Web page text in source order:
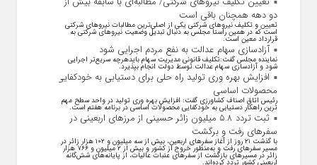
دو دهه همچنان باقی است
تعیین و تکلیف نیرو‌های شرکتی یکی از اصلی‌ترین مطالبات نیرو‌های شرکتی
است که در همین راستا مجلس به دنبال تبدیل وضعیت نیرو‌های شرکتی به
قرارداد معین است.
آزادسازی سهام عدالت به نفع مردم اجرایی شود
نماینده مجلس گفت:تکلیف قانونی مدیریت سهام بایدهرچه سریع‌تر اجرایی
شود و آزادسازی سهام عدالت توسط دولت انجام بپذیرد.
افزایش بهره وری تولید راه حلی برای دستیابی به خودکفایی
محصولات اساسی
رئیس اتاق اصناف کشاورزی گفت: افزایش بهره وری تولید در واحد سطح مهم
ترین راهکار دستیابی به خودکفایی محصولات اساسی در برنامه هفتم است.
ثبت تردد ۵.۸ میلیون زائر حسینی از مرزهای اربعینی در
سفرهای رفت و برگشت
با گذشت ۲۱ روز از آغاز سفرهای اربعین، بیش از سه میلیون و ۱۰۲ هزار زائر در
مسیر سفرهای رفت و به‌منظور خروج از کشور و بیش از ۲ میلیون و ۷۶۶ هزار
زائر در مسیرهای بازگشت از سفرهای عتبات عالیات، از پایانه‌های شش‌گانه
اربعینی کشور تردد کرده‌اند.